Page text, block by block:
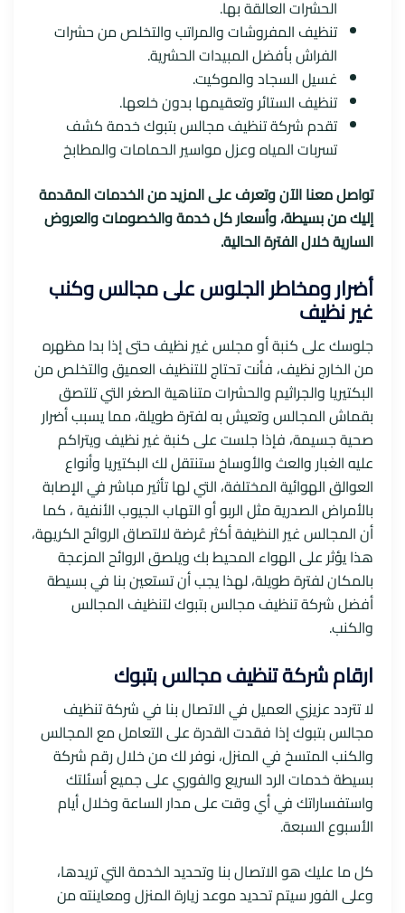
الحشرات العالقة بها.
تنظيف المفروشات والمراتب والتخلص من حشرات
الفراش بأفضل المبيدات الحشرية.
غسيل السجاد والموكيت.
تنظيف الستائر وتعقيمها بدون خلعها.
تقدم شركة تنظيف مجالس بتبوك خدمة كشف
تسربات المياه وعزل مواسير الحمامات والمطابخ
تواصل معنا الآن وتعرف على المزيد من الخدمات المقدمة
إليك من بسيطة، وأسعار كل خدمة والخصومات والعروض
السارية خلال الفترة الحالية.
أضرار ومخاطر الجلوس على مجالس وكنب
غير نظيف
جلوسك على كنبة أو مجلس غير نظيف حتى إذا بدا مظهره
من الخارج نظيف، فأنت تحتاج للتنظيف العميق والتخلص من
البكتيريا والجراثيم والحشرات متناهية الصغر التي تلتصق
بقماش المجالس وتعيش به لفترة طويلة، مما يسبب أضرار
صحية جسيمة، فإذا جلست على كنبة غير نظيف ويتراكم
عليه الغبار والعث والأوساخ ستنتقل لك البكتيريا وأنواع
العوالق الهوائية المختلفة، التي لها تأثير مباشر في الإصابة
بالأمراض الصدرية مثل الربو أو التهاب الجيوب الأنفية ، كما
أن المجالس غير النظيفة أكثر عُرضة لالتصاق الروائح الكريهة،
هذا يؤثر على الهواء المحيط بك ويلصق الروائح المزعجة
بالمكان لفترة طويلة، لهذا يجب أن تستعين بنا في بسيطة
أفضل شركة تنظيف مجالس بتبوك لتنظيف المجالس
والكنب.
ارقام شركة تنظيف مجالس بتبوك
لا تتردد عزيزي العميل في الاتصال بنا في شركة تنظيف
مجالس بتبوك إذا فقدت القدرة على التعامل مع المجالس
والكنب المتسخ في المنزل، نوفر لك من خلال رقم شركة
بسيطة خدمات الرد السريع والفوري على جميع أسئلتك
واستفساراتك في أي وقت على مدار الساعة وخلال أيام
الأسبوع السبعة.
كل ما عليك هو الاتصال بنا وتحديد الخدمة التي تريدها،
وعلى الفور سيتم تحديد موعد زيارة المنزل ومعاينته من